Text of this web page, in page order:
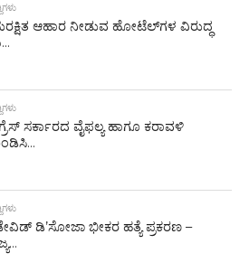
ಆಹಾರ ನೀಡುವ ಹೋಟೆಲ್‌ಗಳ ವಿರುದ್ಧ
ಸರ್ಕಾರದ ವೈಫಲ್ಯ ಹಾಗೂ ಕರಾವಳಿ
ಡಿ’ಸೋಜಾ ಭೀಕರ ಹತ್ಯೆ ಪ್ರಕರಣ –